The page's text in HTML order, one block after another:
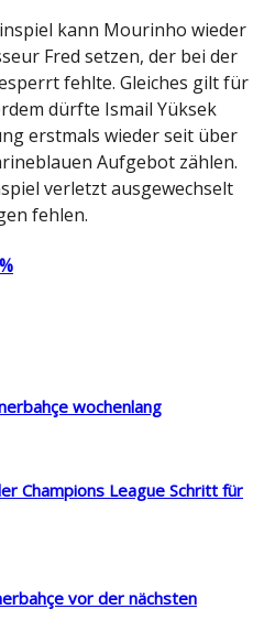
kann Mourinho wieder
Fred setzen, der bei der
fehlte. Gleiches gilt für
dürfte Ismail Yüksek
erstmals wieder seit über
Aufgebot zählen.
verletzt ausgewechselt
fehlen.
%
wochenlang
Champions League Schritt für
vor der nächsten